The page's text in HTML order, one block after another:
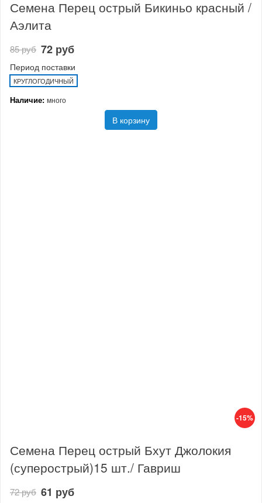
Семена Перец острый Бикиньо красный /
Аэлита
85 руб 72 руб
Период поставки
КРУГЛОГОДИЧНЫЙ
Наличие: много
В корзину
-15%
Семена Перец острый Бхут Джолокия
(суперострый)15 шт./ Гавриш
72 руб 61 руб